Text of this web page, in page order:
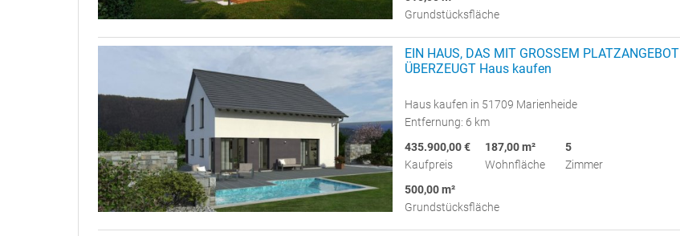
Grundstücksfläche
EIN HAUS, DAS MIT GROSSEM PLATZANGEBOT
ÜBERZEUGT Haus kaufen
Haus kaufen in 51709 Marienheide
Entfernung: 6 km
435.900,00 €
Kaufpreis
187,00 m²
Wohnfläche
5
Zimmer
500,00 m²
Grundstücksfläche